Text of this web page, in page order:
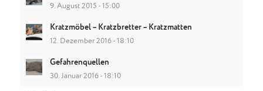
9. August 2015 - 15:00
Kratzmöbel – Kratzbretter – Kratzmatten
12. Dezember 2016 - 18:10
Gefahrenquellen
30. Januar 2016 - 18:10